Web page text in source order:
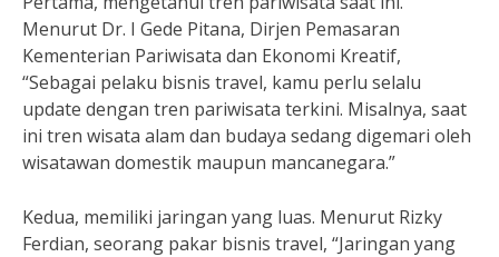
Menurut Dr. I Gede Pitana, Dirjen Pemasaran
Kementerian Pariwisata dan Ekonomi Kreatif,
“Sebagai pelaku bisnis travel, kamu perlu selalu
update dengan tren pariwisata terkini. Misalnya, saat
ini tren wisata alam dan budaya sedang digemari oleh
wisatawan domestik maupun mancanegara.”
Kedua, memiliki jaringan yang luas. Menurut Rizky
Ferdian, seorang pakar bisnis travel, “Jaringan yang